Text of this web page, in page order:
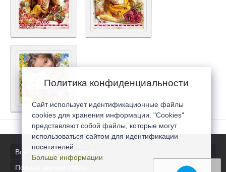
Все последние новости
Полная версия сайта
Политика конфиденциальности
Сайт использует идентификационные файлы
cookies для хранения информации. "Cookies"
представляют собой файлы, которые могут
использоваться сайтом для идентификации
посетителей...
Больше информации